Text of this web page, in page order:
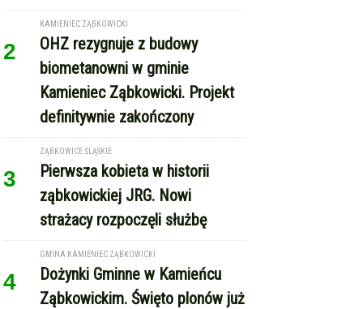
2
KAMIENIEC ZĄBKOWICKI
OHZ rezygnuje z budowy
biometanowni w gminie
Kamieniec Ząbkowicki. Projekt
definitywnie zakończony
3
ZĄBKOWICE ŚLĄSKIE
Pierwsza kobieta w historii
ząbkowickiej JRG. Nowi
strażacy rozpoczęli służbę
4
GMINA KAMIENIEC ZĄBKOWICKI
Dożynki Gminne w Kamieńcu
Ząbkowickim. Święto plonów już